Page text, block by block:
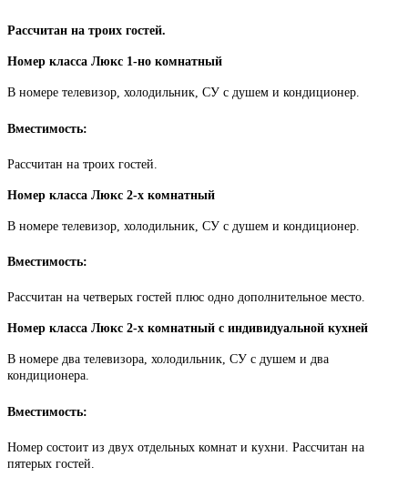
Рассчитан на троих гостей.
Номер класса Люкс 1-но комнатный
В номере телевизор, холодильник, СУ с душем и кондиционер.
Вместимость:
Рассчитан на троих гостей.
Номер класса Люкс 2-х комнатный
В номере телевизор, холодильник, СУ с душем и кондиционер.
Вместимость:
Рассчитан на четверых гостей плюс одно дополнительное место.
Номер класса Люкс 2-х комнатный с индивидуальной кухней
В номере два телевизора, холодильник, СУ с душем и два
кондиционера.
Вместимость:
Номер состоит из двух отдельных комнат и кухни. Рассчитан на
пятерых гостей.